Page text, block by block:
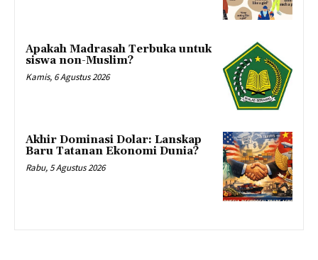
Apakah Madrasah Terbuka untuk
siswa non-Muslim?
Kamis, 6 Agustus 2026
Akhir Dominasi Dolar: Lanskap
Baru Tatanan Ekonomi Dunia?
Rabu, 5 Agustus 2026